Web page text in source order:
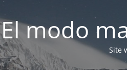
El modo
Site